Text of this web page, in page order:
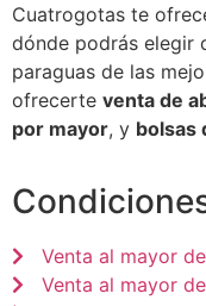
Cuatrogotas te
dónde podrás elegir
paraguas de las
ofrecerte venta de
por mayor, y bolsas
Venta al mayor
Venta al mayor